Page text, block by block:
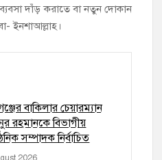
দাঁড় করাতে বা নতুন দোকান
ইনশাআল্লাহ।
বাকিলার চেয়ারম্যান
রহমানকে বিভাগীয়
সম্পাদক নির্বাচিত
2026